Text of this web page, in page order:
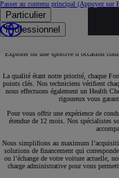
Passer au contenu principal (Appuyez sur
Particulier
Professionnel
Occasions Ford
Explorer ou une sportive d’occasion
La qualité étant notre priorité, chaque
points clés. Nos techniciens vérifient
nous effectuons également un Health
rigoureux vous
Pour vous offrir une expérience de
étendue de 12 mois. Nos spécialistes
Nous simplifions au maximum
solutions de financement qui
ou l’échange de votre voiture actuelle,
charge administrative pour vous